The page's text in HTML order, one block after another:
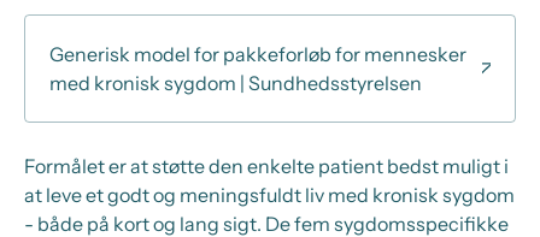
Generisk model for pakkeforløb for mennesker
med kronisk sygdom | Sundhedsstyrelsen
Formålet er at støtte den enkelte patient bedst muligt i
at leve et godt og meningsfuldt liv med kronisk sygdom
- både på kort og lang sigt. De fem sygdomsspecifikke